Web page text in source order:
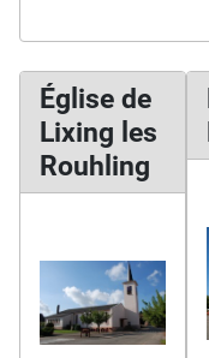
Église de
Lixing les
Rouhling